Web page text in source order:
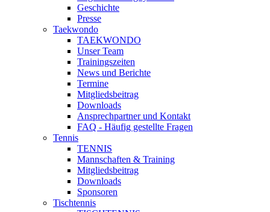
Geschichte
Presse
Taekwondo
TAEKWONDO
Unser Team
Trainingszeiten
News und Berichte
Termine
Mitgliedsbeitrag
Downloads
Ansprechpartner und Kontakt
FAQ - Häufig gestellte Fragen
Tennis
TENNIS
Mannschaften & Training
Mitgliedsbeitrag
Downloads
Sponsoren
Tischtennis